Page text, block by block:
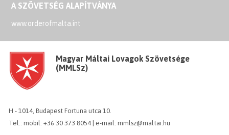
A SZÖVETSÉG ALAPÍTVÁNYA
www.orderofmalta.int
Magyar Máltai Lovagok Szövetsége
(MMLSz)
H - 1014, Budapest Fortuna utca 10.
Tel.: mobil: +36 30 373 8054 | e-mail: mmlsz@maltai.hu